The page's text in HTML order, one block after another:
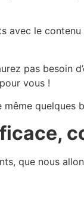
avec le
pas besoin
vous !
quelques
que nous